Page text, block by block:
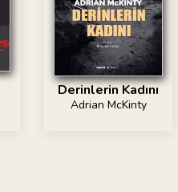
Derinlerin Kadını
Adrian McKinty